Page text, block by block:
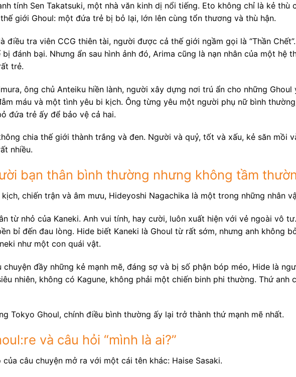
tính Sen Takatsuki, một nhà văn kinh dị nổi tiếng. Eto không chỉ là kẻ thù
giới Ghoul: một đứa trẻ bị bỏ lại, lớn lên cùng tổn thương và thù hận.
điều tra viên CCG thiên tài, người được cả thế giới ngầm gọi là “Thần
đánh bại. Nhưng ẩn sau hình ảnh đó, Arima cũng là nạn nhân của một hệ
trẻ.
ông chủ Anteiku hiền lành, người xây dựng nơi trú ẩn cho những
máu và một tình yêu bi kịch. Ông từng yêu một người phụ nữ bình
đứa trẻ ấy để bảo vệ cả hai.
chia thế giới thành trắng và đen. Người và quỷ, tốt và xấu, kẻ săn mồi
nhiều.
bạn thân bình thường nhưng không tầm
chiến trận và âm mưu, Hideyoshi Nagachika là một trong những nhân
từ nhỏ của Kaneki. Anh vui tính, hay cười, luôn xuất hiện với vẻ ngoài vô
bỉ đến đau lòng. Hide biết Kaneki là Ghoul từ rất sớm, nhưng anh không
như một con quái vật.
chuyện đầy những kẻ mạnh mẽ, đáng sợ và bị số phận bóp méo, Hide là
nhiên, không có Kagune, không phải một chiến binh phi thường. Thứ anh
Tokyo Ghoul, chính điều bình thường ấy lại trở thành thứ mạnh mẽ nhất.
và câu hỏi “mình là ai?”
của câu chuyện mở ra với một cái tên khác: Haise Sasaki.